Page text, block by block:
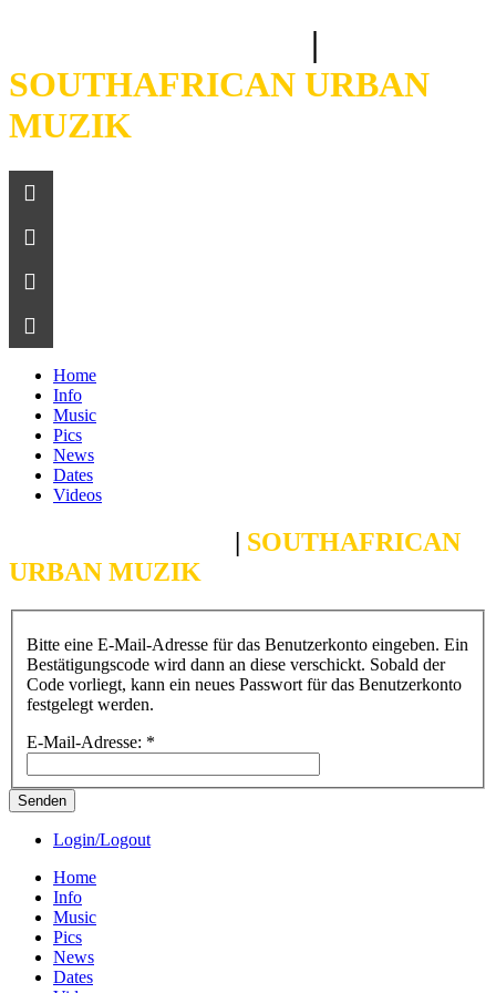
|
SOUTHAFRICAN URBAN
MUZIK
Home
Info
Music
Pics
News
Dates
Videos
| SOUTHAFRICAN
URBAN MUZIK
Bitte eine E-Mail-Adresse für das Benutzerkonto eingeben. Ein
Bestätigungscode wird dann an diese verschickt. Sobald der
Code vorliegt, kann ein neues Passwort für das Benutzerkonto
festgelegt werden.
E-Mail-Adresse: *
Senden
Login/Logout
Home
Info
Music
Pics
News
Dates